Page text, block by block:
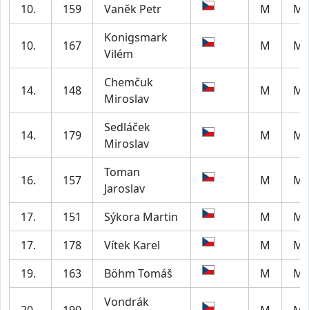
10. 159 Vaněk Petr M
10. 167
Konigsmark
Vilém
M
14. 148
Chemčuk
Miroslav
M
14. 179
Sedláček
Miroslav
M
16. 157
Toman
Jaroslav
M
17. 151 Sýkora Martin M
17.
178 Vítek Karel M
19.
163 Böhm Tomáš M
Vondrák